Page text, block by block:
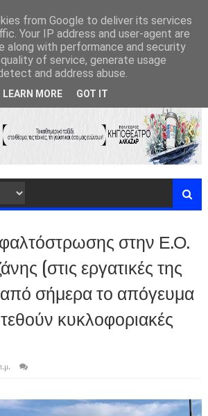
στην Ε.Ο.
(στις εργατικές της
σήμερα το απόγευμα
κυκλοφοριακές
from Google to deliver its services
Your IP address and user-agent are
along with performance and security
of service, generate usage
and address abuse.
LEARN MORE GOT IT